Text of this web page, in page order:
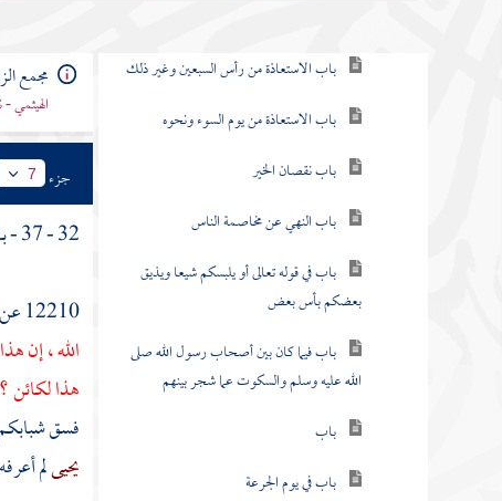
باب الاستعاذة من رأس السبعين وغير ذلك
باب الاستعاذة من يوم السوء ونحوه
باب نقصان الخير
باب النهي عن مخاصمة الناس
باب في قوله تعالى أو يلبسكم شيعا ويذيق
بعضكم بأس بعض
باب فيما كان بين أصحاب رسول الله صلى
الله عليه وسلم والسكوت عما شجر بينهم
باب
باب في يوم الجرعة
مجمع
الهيثمي
جزء 7
32 - 37 - باب فيمن يرى المنكر معروفا .
12210 عن
الله ، إن
هذا لكائن
فسق
يحيىلم